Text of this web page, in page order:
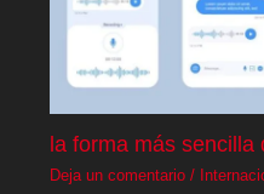
la forma más sencilla
Deja un comentario /